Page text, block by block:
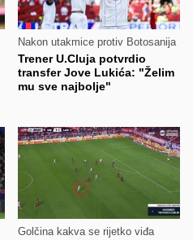
Nakon utakmice protiv Botosanija
Trener U.Cluja potvrdio
transfer Jove Lukića: "Želim
mu sve najbolje"
Golčina kakva se rijetko viđa